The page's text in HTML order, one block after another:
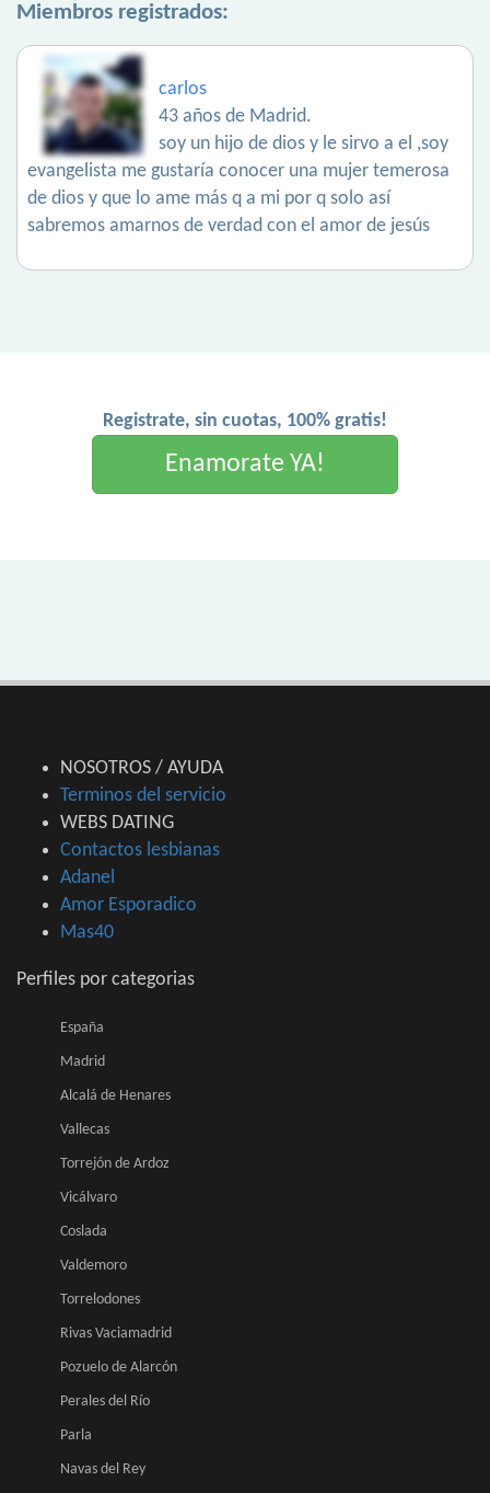
Miembros registrados:
carlos
43 años de Madrid.
soy un hijo de dios y le sirvo a el ,soy
evangelista me gustaría conocer una mujer temerosa
de dios y que lo ame más q a mi por q solo así
sabremos amarnos de verdad con el amor de jesús
Registrate, sin cuotas, 100% gratis!
Enamorate YA!
NOSOTROS / AYUDA
Terminos del servicio
WEBS DATING
Contactos lesbianas
Adanel
Amor Esporadico
Mas40
Perfiles por categorias
España
Madrid
Alcalá de Henares
Vallecas
Torrejón de Ardoz
Vicálvaro
Coslada
Valdemoro
Torrelodones
Rivas Vaciamadrid
Pozuelo de Alarcón
Perales del Río
Parla
Navas del Rey